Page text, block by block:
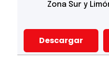
Zona Sur y
Descargar